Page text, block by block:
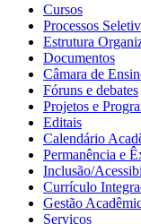
Cursos
Processos
Estrutura
Documentos
Câmara de
Fóruns e debates
Projetos e
Editais
Calendário
Permanência e
Inclusão/
Currículo
Gestão
Serviços